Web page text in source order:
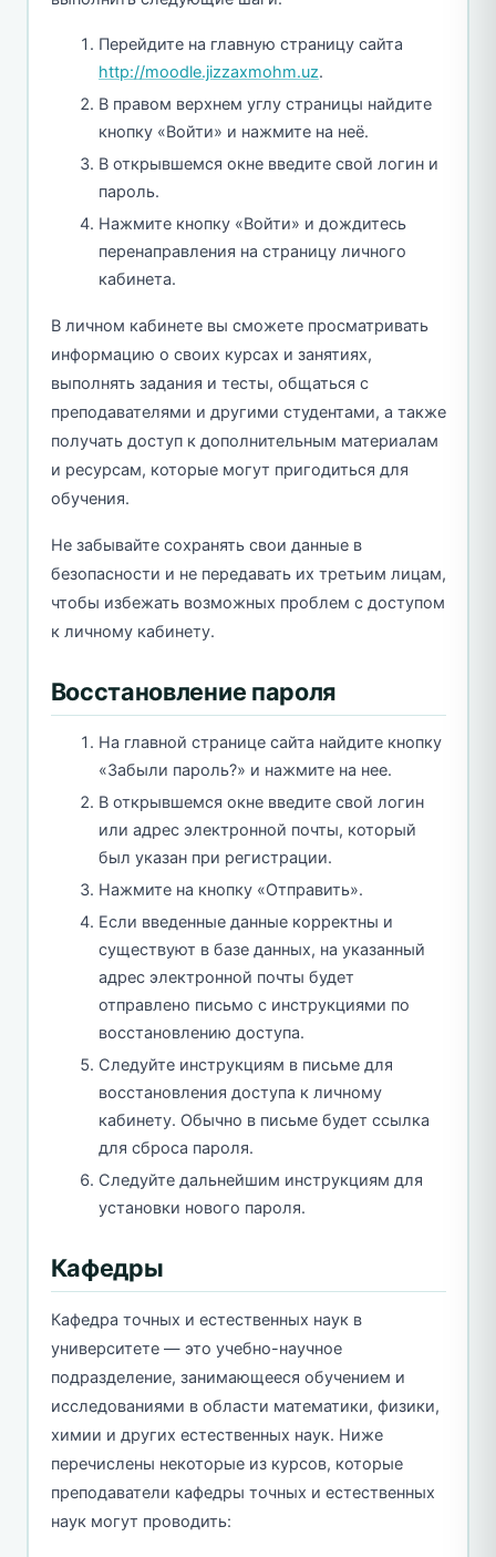
Перейдите на главную страницу сайта
http://moodle.jizzaxmohm.uz.
В правом верхнем углу страницы найдите
кнопку «Войти» и нажмите на неё.
В открывшемся окне введите свой логин и
пароль.
Нажмите кнопку «Войти» и дождитесь
перенаправления на страницу личного
кабинета.
В личном кабинете вы сможете просматривать
информацию о своих курсах и занятиях,
выполнять задания и тесты, общаться с
преподавателями и другими студентами, а также
получать доступ к дополнительным материалам
и ресурсам, которые могут пригодиться для
обучения.
Не забывайте сохранять свои данные в
безопасности и не передавать их третьим лицам,
чтобы избежать возможных проблем с доступом
к личному кабинету.
Восстановление пароля
На главной странице сайта найдите кнопку
«Забыли пароль?» и нажмите на нее.
В открывшемся окне введите свой логин
или адрес электронной почты, который
был указан при регистрации.
Нажмите на кнопку «Отправить».
Если введенные данные корректны и
существуют в базе данных, на указанный
адрес электронной почты будет
отправлено письмо с инструкциями по
восстановлению доступа.
Следуйте инструкциям в письме для
восстановления доступа к личному
кабинету. Обычно в письме будет ссылка
для сброса пароля.
Следуйте дальнейшим инструкциям для
установки нового пароля.
Кафедры
Кафедра точных и естественных наук в
университете — это учебно-научное
подразделение, занимающееся обучением и
исследованиями в области математики, физики,
химии и других естественных наук. Ниже
перечислены некоторые из курсов, которые
преподаватели кафедры точных и естественных
наук могут проводить: